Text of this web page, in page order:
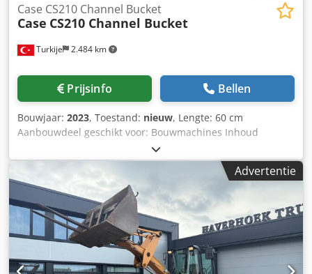
Turkije 2.484 km
Case CS210 Channel Bucket
Case CS210 Channel Bucket
Prijsinfo Bellen
Bouwjaar: 2023, Toestand: nieuw, Lengte: 60 cm
Aanbouwdeel geschikt voor: Bouwmachines Inhoud
laadruimte: 500 l Garantie: 6 maanden Dcsdpfx Abspq
Tbushek Verkoopprijs: € 2.500, US$ 2.641
Advertentie